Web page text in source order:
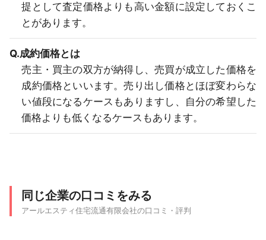
提として査定価格よりも高い金額に設定しておくこ
とがあります。
Q.成約価格とは
売主・買主の双方が納得し、売買が成立した価格を
成約価格といいます。売り出し価格とほぼ変わらな
い値段になるケースもありますし、自分の希望した
価格よりも低くなるケースもあります。
同じ企業の口コミをみる
アールエスティ住宅流通有限会社の口コミ・評判